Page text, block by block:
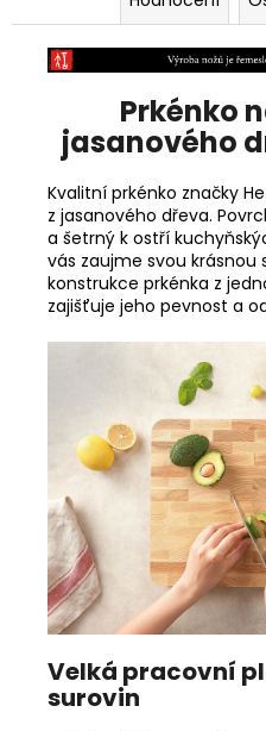
Prkénko
jasanového
Kvalitní prkénko značky
z jasanového dřeva.
a šetrný k ostří
vás zaujme svou
konstrukce prkénka z
zajišťuje jeho pevnost a
Velká pracovní
surovin